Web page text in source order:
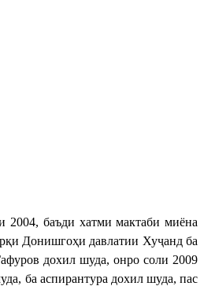
2004, баъди хатми мактаби миёна
Донишгоҳи давлатии Хуҷанд ба
дохил шуда, онро соли 2009
ба аспирантура дохил шуда, пас